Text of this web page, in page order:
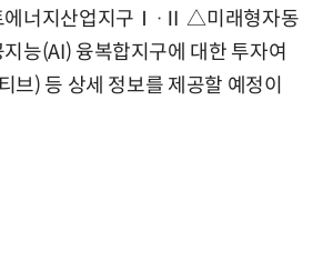
에너지산업지구Ⅰ·Ⅱ △미래형자동
능(AI) 융복합지구에 대한 투자여
브) 등 상세 정보를 제공할 예정이